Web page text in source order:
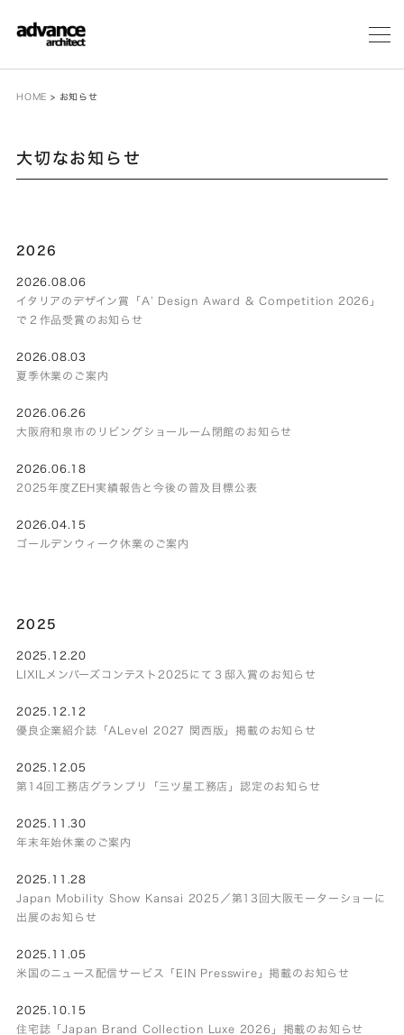
メ
HOME > お知らせ
大切なお知らせ
2026
2026.08.06
イタリアのデザイン賞「A’ Design Award & Competition 2026」
で２作品受賞のお知らせ
2026.08.03
夏季休業のご案内
2026.06.26
大阪府和泉市のリビングショールーム閉館のお知らせ
2026.06.18
2025年度ZEH実績報告と今後の普及目標公表
2026.04.15
ゴールデンウィーク休業のご案内
2025
2025.12.20
LIXILメンバーズコンテスト2025にて３邸入賞のお知らせ
2025.12.12
優良企業紹介誌「ALevel 2027 関西版」掲載のお知らせ
2025.12.05
第14回工務店グランプリ「三ツ星工務店」認定のお知らせ
2025.11.30
年末年始休業のご案内
2025.11.28
Japan Mobility Show Kansai 2025／第13回大阪モーターショーに
出展のお知らせ
2025.11.05
米国のニュース配信サービス「EIN Presswire」掲載のお知らせ
2025.10.15
住宅誌「Japan Brand Collection Luxe 2026」掲載のお知らせ